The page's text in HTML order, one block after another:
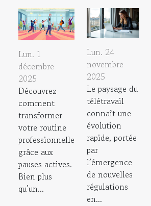
Lun. 1
décembre
2025
Découvrez
comment
transformer
votre routine
professionnelle
grâce aux
pauses actives.
Bien plus
qu’un...
Lun. 24
novembre
2025
Le paysage du
télétravail
connaît une
évolution
rapide, portée
par
l’émergence
de nouvelles
régulations
en...